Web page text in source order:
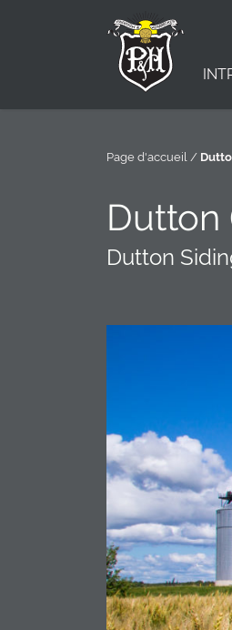
Page d'accueil /
Dutton
Dutton